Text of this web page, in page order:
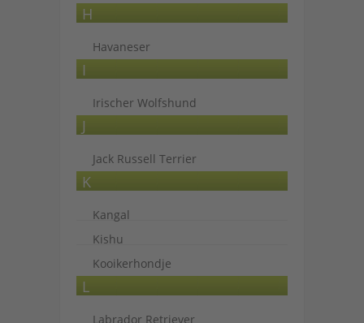
H
Havaneser
I
Irischer Wolfshund
J
Jack Russell Terrier
K
Kangal
Kishu
Kooikerhondje
L
Labrador Retriever